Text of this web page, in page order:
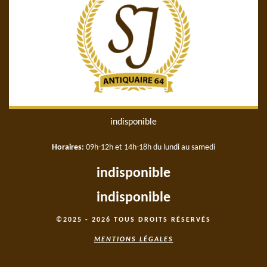
indisponible
Horaires: 09h-12h et 14h-18h du lundi au samedi
indisponible
indisponible
©2025 - 2026 TOUS DROITS RÉSERVÉS
MENTIONS LÉGALES